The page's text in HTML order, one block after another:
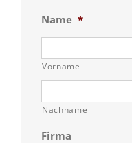
Name *
Vorname
Nachname
Firma